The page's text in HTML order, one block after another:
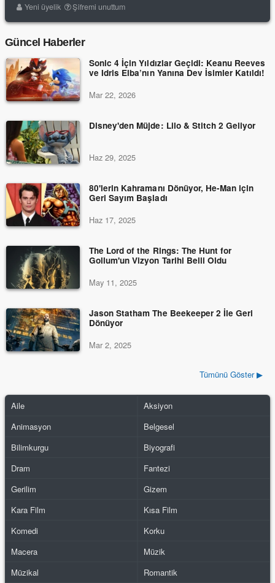
Yeni üyelik Şifremi unuttum
Güncel Haberler
Sonic 4 İçin Yıldızlar Geçidi: Keanu Reeves
ve Idris Elba’nın Yanına Dev İsimler Katıldı!
Mar 22, 2026
Disney'den Müjde: Lilo & Stitch 2 Geliyor
Haz 29, 2025
80'lerin Kahramanı Dönüyor, He-Man için
Geri Sayım Başladı
Haz 17, 2025
The Lord of the Rings: The Hunt for
Gollum'un Vizyon Tarihi Belli Oldu
May 11, 2025
Jason Statham The Beekeeper 2 İle Geri
Dönüyor
Mar 2, 2025
Tümünü Göster ▶
Aile
Aksiyon
Animasyon
Belgesel
Bilimkurgu
Biyografi
Dram
Fantezi
Gerilim
Gizem
Kara Film
Kısa Film
Komedi
Korku
Macera
Müzik
Müzikal
Romantik